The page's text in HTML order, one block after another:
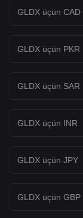
GLDX üçün CAD
GLDX üçün PKR
GLDX üçün SAR
GLDX üçün INR
GLDX üçün JPY
GLDX üçün GBP